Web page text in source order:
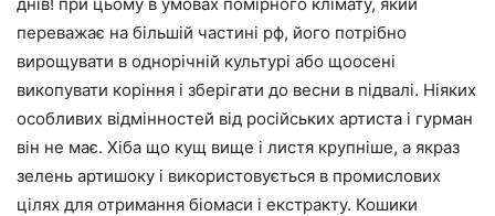
переважає на більшій частині рф, його потрібно
вирощувати в однорічній культурі або щоосені
викопувати коріння і зберігати до весни в підвалі. Ніяких
особливих відмінностей від російських артиста і гурман
він не має. Хіба що кущ вище і листя крупніше, а якраз
зелень артишоку і використовується в промислових
цілях для отримання біомаси і екстракту. Кошики